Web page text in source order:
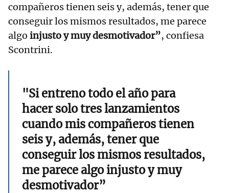
compañeros tienen seis y, además, tener que
conseguir los mismos resultados, me parece
algo injusto y muy desmotivador”, confiesa
Scontrini.
"Si entreno todo el año para
hacer solo tres lanzamientos
cuando mis compañeros tienen
seis y, además, tener que
conseguir los mismos resultados,
me parece algo injusto y muy
desmotivador”